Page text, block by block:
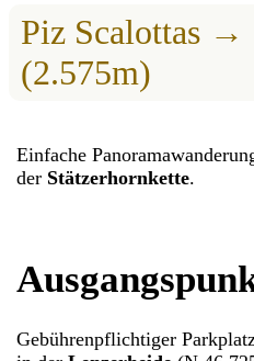
Piz Scalottas →
(2.575m)
Einfache
der Stätzerhornkette.
Gebührenpflichtiger